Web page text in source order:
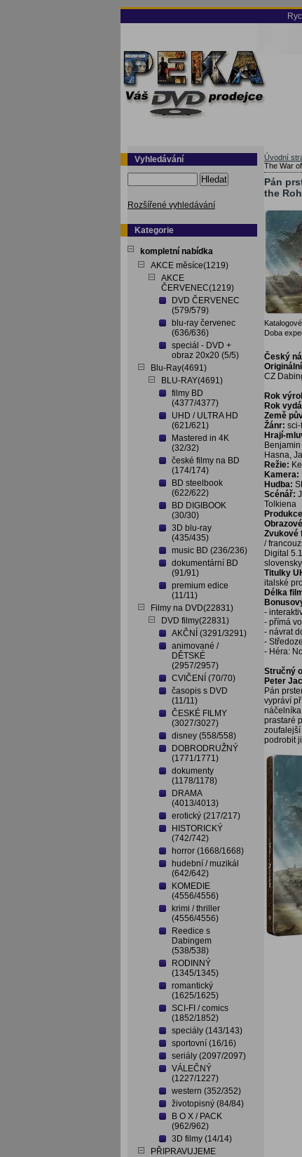
Vyhledávání
Hledat
Rozšířené vyhledávání
Kategorie
kompletní nabídka
AKCE měsíce(1219)
AKCE
ČERVENEC(1219)
DVD ČERVENEC
(579/579)
blu-ray červenec
(636/636)
speciál - DVD +
obraz 20x20 (5/5)
Blu-Ray(4691)
BLU-RAY(4691)
filmy BD
(4377/4377)
UHD / ULTRA HD
(621/621)
Mastered in 4K
(32/32)
české filmy na BD
(174/174)
BD steelbook
(622/622)
BD DIGIBOOK
(30/30)
3D blu-ray
(435/435)
music BD (236/236)
dokumentární BD
(91/91)
premium edice
(11/11)
Filmy na DVD(22831)
DVD filmy(22831)
AKČNÍ (3291/3291)
animované /
DĚTSKÉ
(2957/2957)
CVIČENÍ (70/70)
časopis s DVD
(11/11)
ČESKÉ FILMY
(3027/3027)
disney (558/558)
DOBRODRUŽNÝ
(1771/1771)
dokumenty
(1178/1178)
DRAMA
(4013/4013)
erotický (217/217)
HISTORICKÝ
(742/742)
horror (1668/1668)
hudební / muzikál
(642/642)
KOMEDIE
(4556/4556)
krimi / thriller
(4556/4556)
Reedice s
Dabingem
(538/538)
RODINNÝ
(1345/1345)
romantický
(1625/1625)
SCI-FI / comics
(1852/1852)
speciály (143/143)
sportovní (16/16)
seriály (2097/2097)
VÁLEČNÝ
(1227/1227)
western (352/352)
životopisný (84/84)
B O X / PACK
(962/962)
3D filmy (14/14)
PŘIPRAVUJEME
Úvodní
The War
Pán
the
Doba
Český
CZ
Rok
Rok
Země
Žánr: sci-
Hrají-
Hasna,
Režie:
Kamera:
Hudba:
Scénář:
Tolkiena
Zvukové
/
Digital
Titulky
italské
Délka
-
- přímá
- návrat
-
- Héra:
Stručný
Peter
Pán
vypráví
prastaré
podrobit